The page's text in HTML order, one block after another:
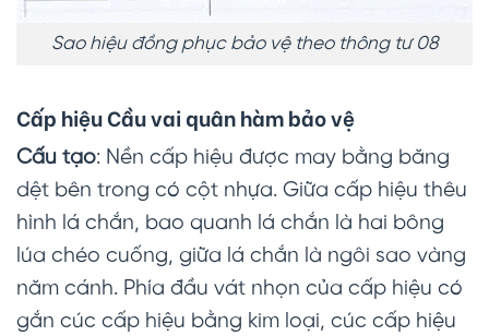
Sao hiệu đồng phục bảo vệ theo thông tư 08
Cấp hiệu Cầu vai quân hàm bảo vệ
Cấu tạo: Nền cấp hiệu được may bằng băng
dệt bên trong có cột nhựa. Giữa cấp hiệu thêu
hình lá chắn, bao quanh lá chắn là hai bông
lúa chéo cuống, giữa lá chắn là ngôi sao vàng
năm cánh. Phía đầu vát nhọn của cấp hiệu có
gắn cúc cấp hiệu bằng kim loại, cúc cấp hiệu